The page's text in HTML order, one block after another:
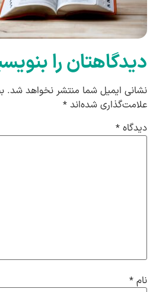
دیدگاهتان را
نشانی ایمیل شما منتشر نخواهد شد.
علامت‌گذاری شده‌اند *
دیدگاه *
نام *